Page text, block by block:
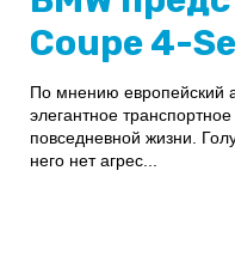
Coupe 4-
По мнению европейский
элегантное
повседневной жизни.
него нет агрес...